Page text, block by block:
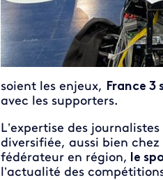
soient les enjeux, France 3
avec les supporters.
L’expertise des
diversifiée, aussi bien
fédérateur en région, le
l’actualité des